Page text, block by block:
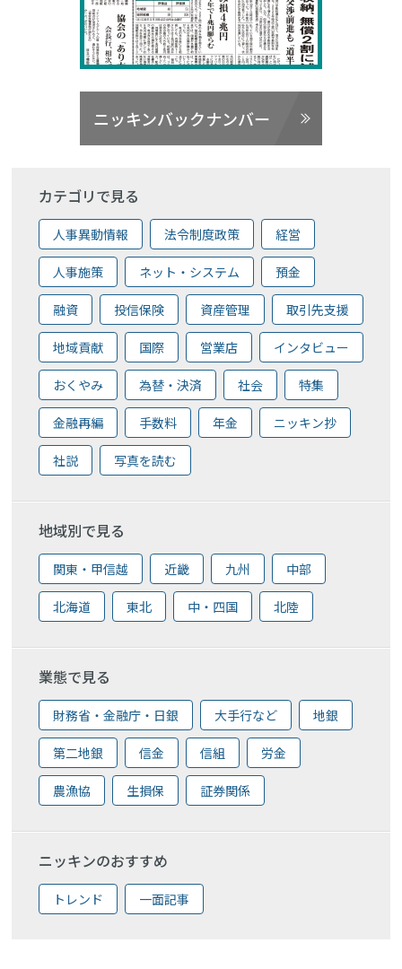
ニッキンバックナンバー
カテゴリで見る
人事異動情報 法令制度政策 経営
人事施策 ネット・システム 預金
融資 投信保険 資産管理 取引先支援
地域貢献 国際 営業店 インタビュー
おくやみ 為替・決済 社会 特集
金融再編 手数料 年金 ニッキン抄
社説 写真を読む
地域別で見る
関東・甲信越 近畿 九州 中部
北海道 東北 中・四国 北陸
業態で見る
財務省・金融庁・日銀 大手行など 地銀
第二地銀 信金 信組 労金
農漁協 生損保 証券関係
ニッキンのおすすめ
トレンド 一面記事